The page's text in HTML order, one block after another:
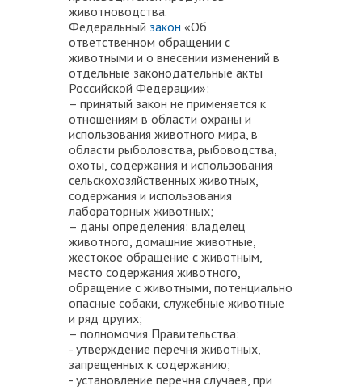
животноводства.
Федеральный закон «Об
ответственном обращении с
животными и о внесении изменений в
отдельные законодательные акты
Российской Федерации»:
– принятый закон не применяется к
отношениям в области охраны и
использования животного мира, в
области рыболовства, рыбоводства,
охоты, содержания и использования
сельскохозяйственных животных,
содержания и использования
лабораторных животных;
– даны определения: владелец
животного, домашние животные,
жестокое обращение с животным,
место содержания животного,
обращение с животными, потенциально
опасные собаки, служебные животные
и ряд других;
– полномочия Правительства:
- утверждение перечня животных,
запрещенных к содержанию;
- установление перечня случаев, при